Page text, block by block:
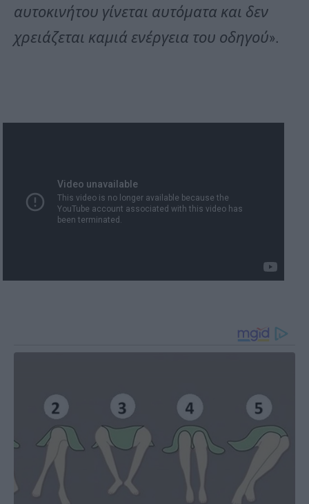
αυτοκινήτου γίνεται αυτόματα και δεν
χρειάζεται καμιά ενέργεια του οδηγού».